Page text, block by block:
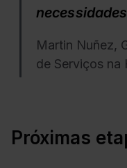
Martin Nuñez,
de Serviços na
Próximas